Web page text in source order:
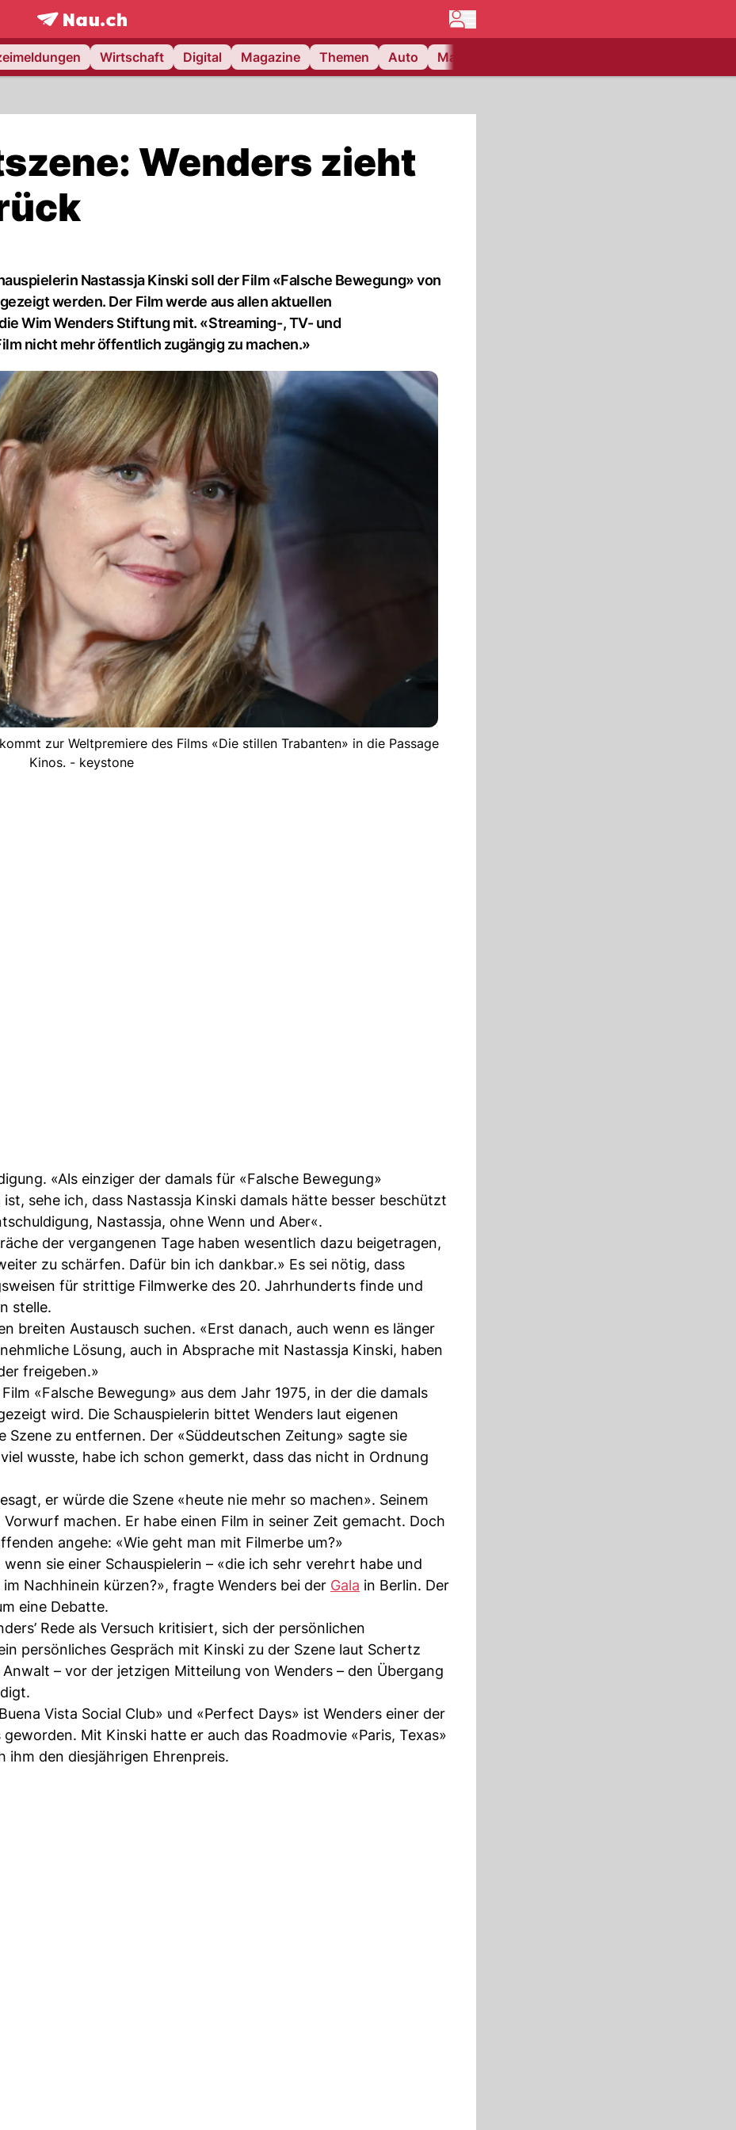
frontpage.NAU.ch
Wirtschaft Digital Magazine Themen Auto Matchcenter
Wenders zieht
Nastassja Kinski soll der Film «Falsche Bewegung» von
werden. Der Film werde aus allen aktuellen
Wim Wenders Stiftung mit. «Streaming-, TV- und
nicht mehr öffentlich zugängig zu machen.»
zur Weltpremiere des Films «Die stillen Trabanten» in die Passage
Kinos. - keystone
«Als einziger der damals für «Falsche Bewegung»
sehe ich, dass Nastassja Kinski damals hätte besser beschützt
Nastassja, ohne Wenn und Aber«.
der vergangenen Tage haben wesentlich dazu beigetragen,
zu schärfen. Dafür bin ich dankbar.» Es sei nötig, dass
für strittige Filmwerke des 20. Jahrhunderts finde und
stelle.
breiten Austausch suchen. «Erst danach, auch wenn es länger
Lösung, auch in Absprache mit Nastassja Kinski, haben
freigeben.»
«Falsche Bewegung» aus dem Jahr 1975, in der die damals
wird. Die Schauspielerin bittet Wenders laut eigenen
zu entfernen. Der «Süddeutschen Zeitung» sagte sie
wusste, habe ich schon gemerkt, dass das nicht in Ordnung
er würde die Szene «heute nie mehr so machen». Seinem
machen. Er habe einen Film in seiner Zeit gemacht. Doch
angehe: «Wie geht man mit Filmerbe um?»
sie einer Schauspielerin – «die ich sehr verehrt habe und
Nachhinein kürzen?», fragte Wenders bei der Gala in Berlin. Der
eine Debatte.
Rede als Versuch kritisiert, sich der persönlichen
persönliches Gespräch mit Kinski zu der Szene laut Schertz
– vor der jetzigen Mitteilung von Wenders – den Übergang
Vista Social Club» und «Perfect Days» ist Wenders einer der
Mit Kinski hatte er auch das Roadmovie «Paris, Texas»
ihm den diesjährigen Ehrenpreis.